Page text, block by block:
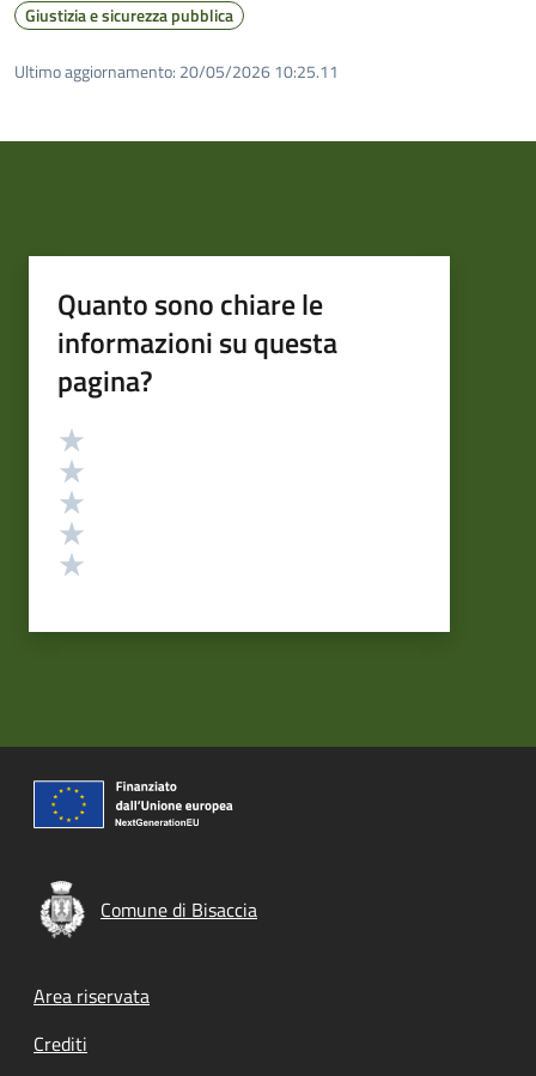
Giustizia e sicurezza pubblica
Ultimo aggiornamento: 20/05/2026 10:25.11
Quanto sono chiare le
informazioni su questa
pagina?
Valutazione
Comune di Bisaccia
Footer menu
Area riservata
Crediti